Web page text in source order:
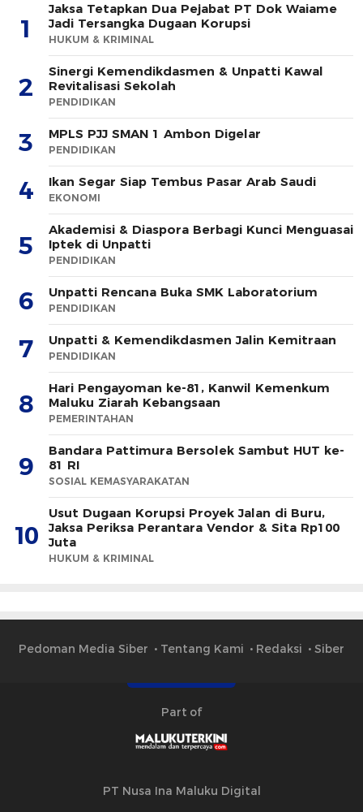
1
Jaksa Tetapkan Dua Pejabat PT Dok Waiame
Jadi Tersangka Dugaan Korupsi
HUKUM & KRIMINAL
2
Sinergi Kemendikdasmen & Unpatti Kawal
Revitalisasi Sekolah
PENDIDIKAN
3 MPLS PJJ SMAN 1 Ambon Digelar
PENDIDIKAN
4 Ikan Segar Siap Tembus Pasar Arab Saudi
EKONOMI
5
Akademisi & Diaspora Berbagi Kunci Menguasai
Iptek di Unpatti
PENDIDIKAN
6 Unpatti Rencana Buka SMK Laboratorium
PENDIDIKAN
7 Unpatti & Kemendikdasmen Jalin Kemitraan
PENDIDIKAN
8
Hari Pengayoman ke-81, Kanwil Kemenkum
Maluku Ziarah Kebangsaan
PEMERINTAHAN
9
Bandara Pattimura Bersolek Sambut HUT ke-
81 RI
SOSIAL KEMASYARAKATAN
10
Usut Dugaan Korupsi Proyek Jalan di Buru,
Jaksa Periksa Perantara Vendor & Sita Rp100
Juta
HUKUM & KRIMINAL
Pedoman Media Siber Tentang Kami Redaksi Siber
Part of
PT Nusa Ina Maluku Digital